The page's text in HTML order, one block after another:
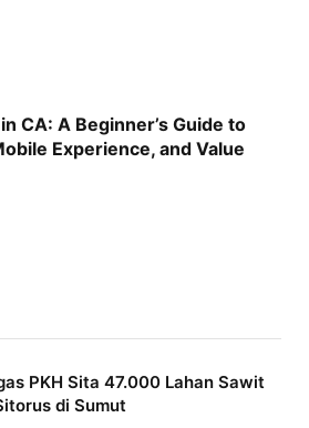
CA: A Beginner’s Guide to
Experience, and Value
PKH Sita 47.000 Lahan Sawit
di Sumut